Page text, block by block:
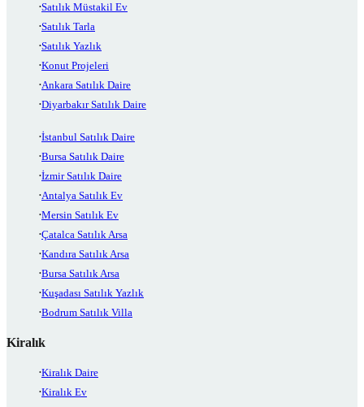
Satılık Müstakil Ev
Satılık Tarla
Satılık Yazlık
Konut Projeleri
Ankara Satılık Daire
Diyarbakır Satılık Daire
İstanbul Satılık Daire
Bursa Satılık Daire
İzmir Satılık Daire
Antalya Satılık Ev
Mersin Satılık Ev
Çatalca Satılık Arsa
Kandıra Satılık Arsa
Bursa Satılık Arsa
Kuşadası Satılık Yazlık
Bodrum Satılık Villa
Kiralık
Kiralık Daire
Kiralık Ev